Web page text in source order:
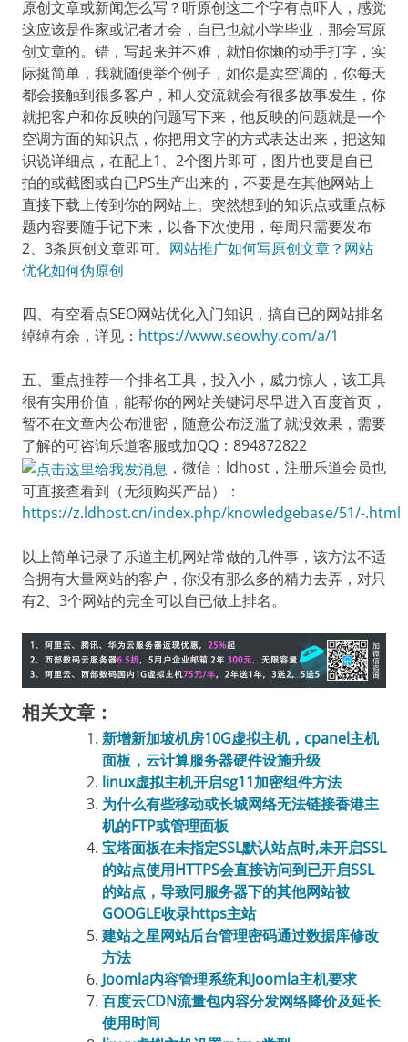
原创文章或新闻怎么写？听原创这二个字有点吓人，感觉
这应该是作家或记者才会，自已也就小学毕业，那会写原
创文章的。错，写起来并不难，就怕你懒的动手打字，实
际挺简单，我就随便举个例子，如你是卖空调的，你每天
都会接触到很多客户，和人交流就会有很多故事发生，你
就把客户和你反映的问题写下来，他反映的问题就是一个
空调方面的知识点，你把用文字的方式表达出来，把这知
识说详细点，在配上1、2个图片即可，图片也要是自已
拍的或截图或自已PS生产出来的，不要是在其他网站上
直接下载上传到你的网站上。突然想到的知识点或重点标
题内容要随手记下来，以备下次使用，每周只需要发布
2、3条原创文章即可。 网站推广如何写原创文章？网站
优化如何伪原创
四、有空看点SEO网站优化入门知识，搞自已的网站排名
绰绰有余，详见： https://www.seowhy.com/a/1
五、重点推荐一个排名工具，投入小，威力惊人，该工具
很有实用价值，能帮你的网站关键词尽早进入百度首页，
暂不在文章内公布泄密，随意公布泛滥了就没效果，需要
了解的可咨询乐道客服或加QQ：894872822
，微信：ldhost，注册乐道会员也
可直接查看到（无须购买产品）：
https://z.ldhost.cn/index.php/knowledgebase/51/-.html
以上简单记录了乐道主机网站常做的几件事，该方法不适
合拥有大量网站的客户，你没有那么多的精力去弄，对只
有2、3个网站的完全可以自已做上排名。
相关文章：
新增新加坡机房10G虚拟主机，cpanel主机
面板，云计算服务器硬件设施升级
linux虚拟主机开启sg11加密组件方法
为什么有些移动或长城网络无法链接香港主
机的FTP或管理面板
宝塔面板在未指定SSL默认站点时,未开启SSL
的站点使用HTTPS会直接访问到已开启SSL
的站点，导致同服务器下的其他网站被
GOOGLE收录https主站
建站之星网站后台管理密码通过数据库修改
方法
Joomla内容管理系统和Joomla主机要求
百度云CDN流量包内容分发网络降价及延长
使用时间